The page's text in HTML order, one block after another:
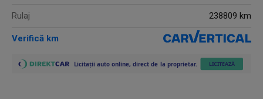
Rulaj 238809 km
Verifică km